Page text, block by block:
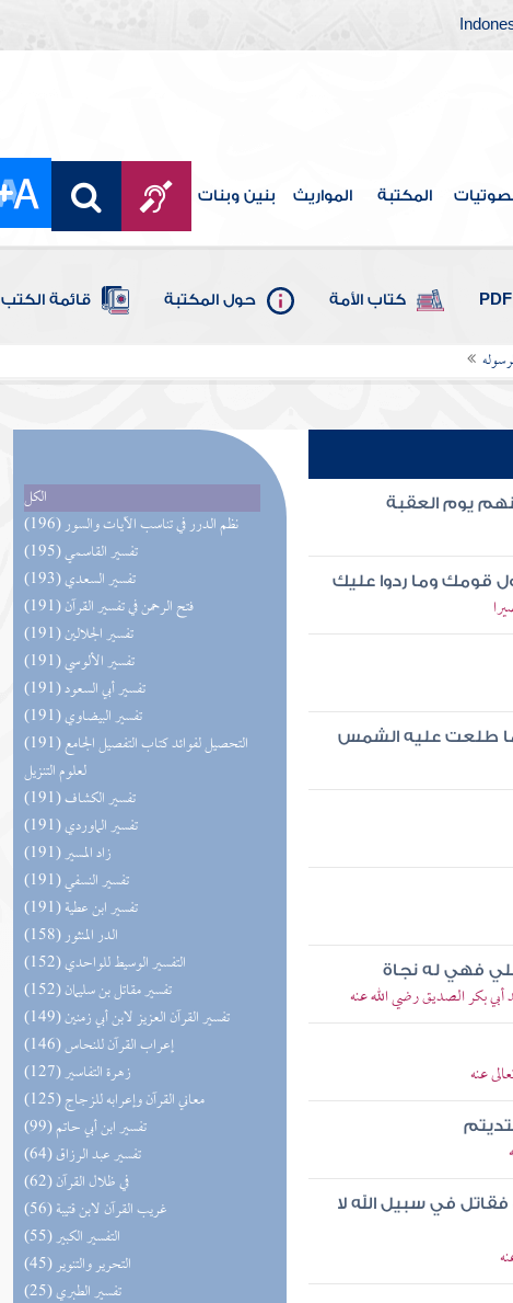
المكتبة المواريث بنين وبنات
كتاب الأمة حول المكتبة قائمة الكتب
الكل
(196) نظم الدرر في تناسب الآيات والسور
(195) تفسير القاسمي
(193) تفسير السعدي
(191) فتح الرحمن في تفسير القرآن
(191) تفسير الجلالين
(191) تفسير الألوسي
(191) تفسير أبي السعود
(191) تفسير البيضاوي
(191) التحصيل لفوائد كتاب التفصيل الجامع
لعلوم التنزيل
(191) تفسير الكشاف
(191) تفسير الماوردي
(191) زاد المسير
(191) تفسير النسفي
(191) تفسير ابن عطية
(158) الدر المنثور
(152) التفسير الوسيط للواحدي
(152) تفسير مقاتل بن سليمان
(149) تفسير القرآن العزيز لابن أبي زمنين
(146) إعراب القرآن للنحاس
(127) زهرة التفاسير
(125) معاني القرآن وإعرابه للزجاج
(99) تفسير ابن أبي حاتم
(64) تفسير عبد الرزاق
(62) في ظلال القرآن
(56) غريب القرآن لابن قتيبة
(55) التفسير الكبير
(45) التحرير والتنوير
(25) تفسير الطبري
يوم العقبة
قومك وما ردوا عليك
ما طلعت عليه الشمس
فهي له نجاة
أبي بكر الصديق رضي الله عنه
عنه
في سبيل الله لا